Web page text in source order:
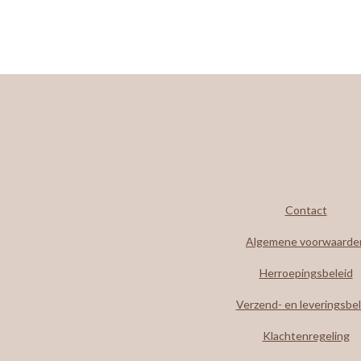
Contact
Algemene
Herroepingsbeleid
Verzend- en
Klachtenregeling